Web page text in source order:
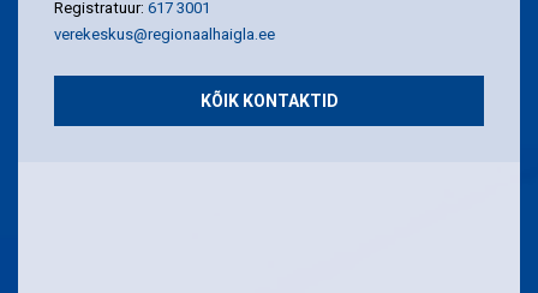
Registratuur: 617 3001
verekeskus@regionaalhaigla.ee
KÕIK KONTAKTID